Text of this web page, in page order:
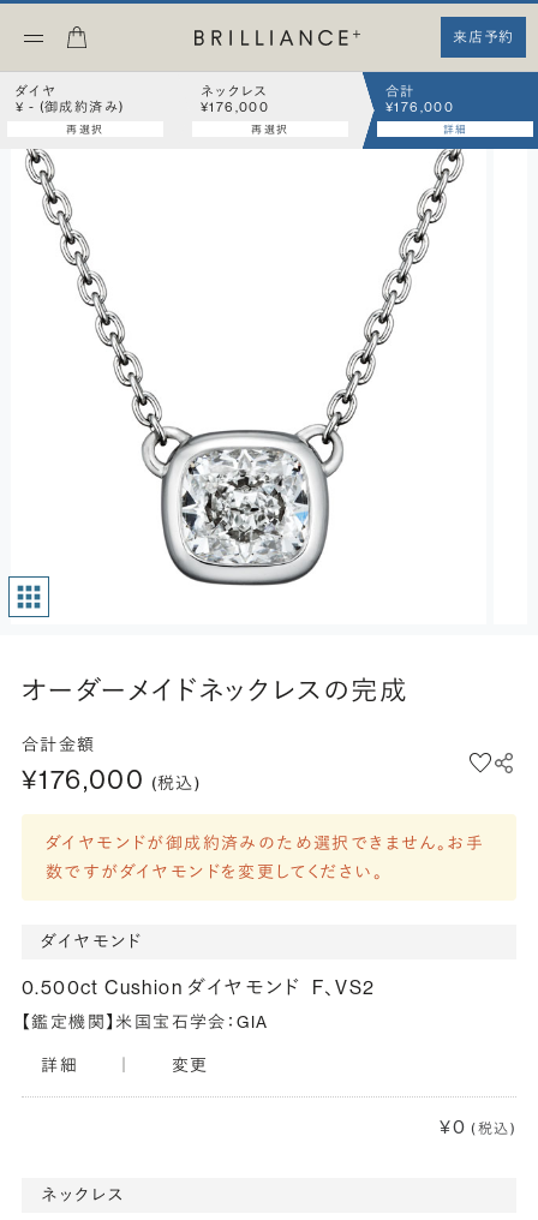
来店予約
ダイヤ
¥ - (御成約済み)
再選択
ネックレス
¥176,000
再選択
合計
¥176,000
詳細
オーダーメイドネックレスの完成
合計金額
¥176,000 (税込)
ダイヤモンドが御成約済みのため選択できません。お手
数ですがダイヤモンドを変更してください。
ダイヤモンド
0.500ct Cushion ダイヤモンド F、VS2
【鑑定機関】米国宝石学会：GIA
詳細 変更
¥0 (税込)
ネックレス